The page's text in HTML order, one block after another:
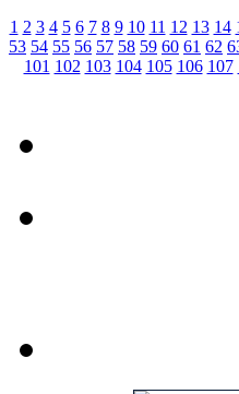
1 2 3 4 5 6 7 8 9 10 11 12 13 14
53 54 55 56 57 58 59 60 61 62
101 102 103 104 105 106 107